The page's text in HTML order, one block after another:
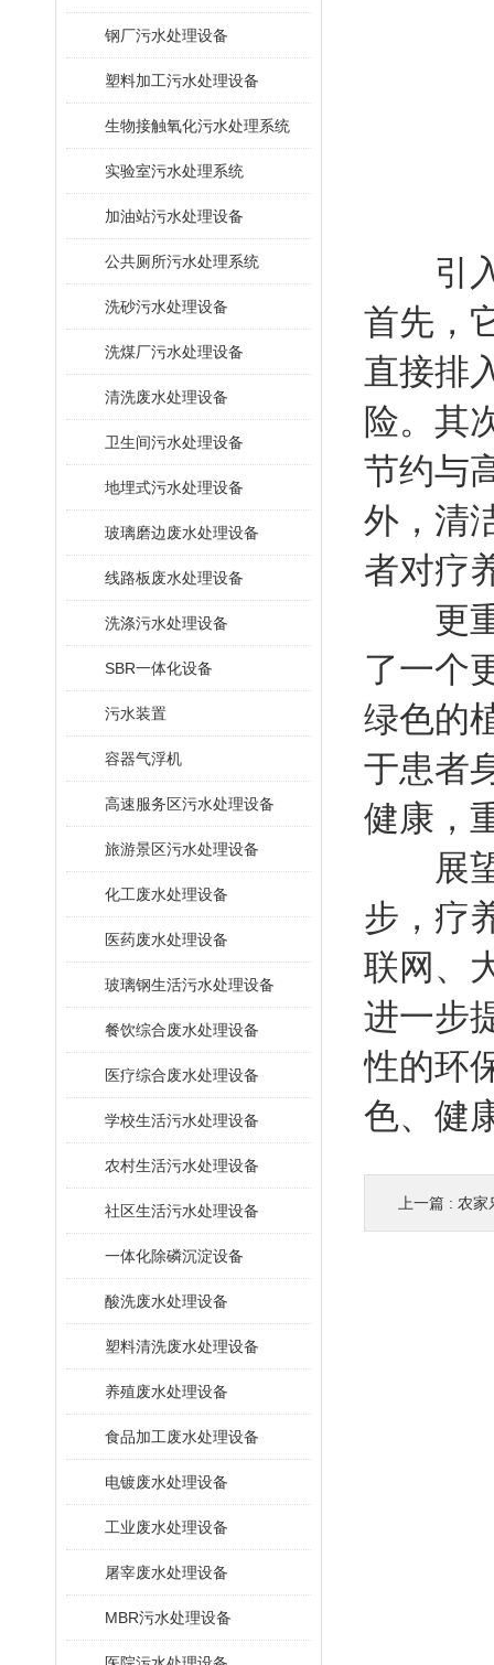
钢厂污水处理设备
塑料加工污水处理设备
生物接触氧化污水处理系统
​实验室污水处理系统
加油站污水处理设备
公共厕所污水处理系统
洗砂污水处理设备
洗煤厂污水处理设备
清洗废水处理设备
卫生间污水处理设备
地埋式污水处理设备
玻璃磨边废水处理设备
线路板废水处理设备
洗涤污水处理设备
SBR一体化设备
污水装置
容器气浮机
高速服务区污水处理设备
旅游景区污水处理设备
化工废水处理设备
医药废水处理设备
玻璃钢生活污水处理设备
餐饮综合废水处理设备
医疗综合废水处理设备
学校生活污水处理设备
农村生活污水处理设备
社区生活污水处理设备
一体化除磷沉淀设备
酸洗废水处理设备
塑料清洗废水处理设备
养殖废水处理设备
食品加工废水处理设备
电镀废水处理设备
工业废水处理设备
屠宰废水处理设备
MBR污水处理设备
引入
首先，
直接排
险。其
节约与
外，清
者对疗
更重
了一个
绿色的
于患者
健康，
展望
步，疗
联网、
进一步
性的环
色、健
上一篇 : 农家